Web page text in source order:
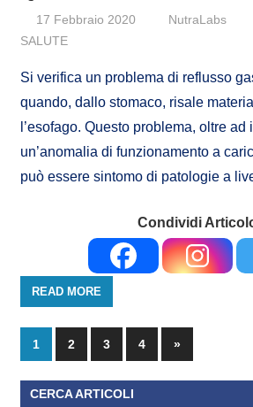
17 Febbraio 2020 NutraLabs
SALUTE
Si verifica un problema di reflusso
quando, dallo stomaco, risale
l’esofago. Questo problema, oltre ad
un’anomalia di funzionamento a
può essere sintomo di patologie a
Condividi
READ MORE
1 2 3 4 »
CERCA ARTICOLI